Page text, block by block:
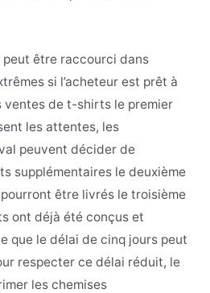
être raccourci dans
si l’acheteur est prêt à
ventes de t-shirts le premier
les attentes, les
peuvent décider de
supplémentaires le deuxième
pourront être livrés le troisième
ont déjà été conçus et
que le délai de cinq jours peut
respecter ce délai réduit, le
les chemises